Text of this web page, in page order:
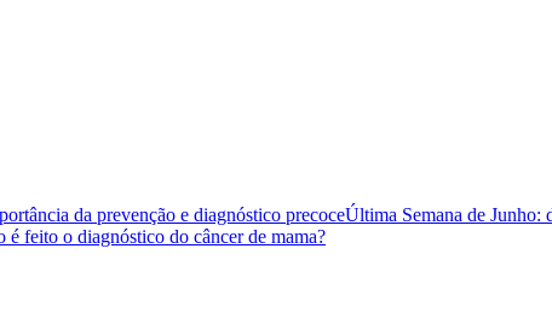
da prevenção e diagnóstico precoceÚltima Semana de Junho:
é feito o diagnóstico do câncer de mama?